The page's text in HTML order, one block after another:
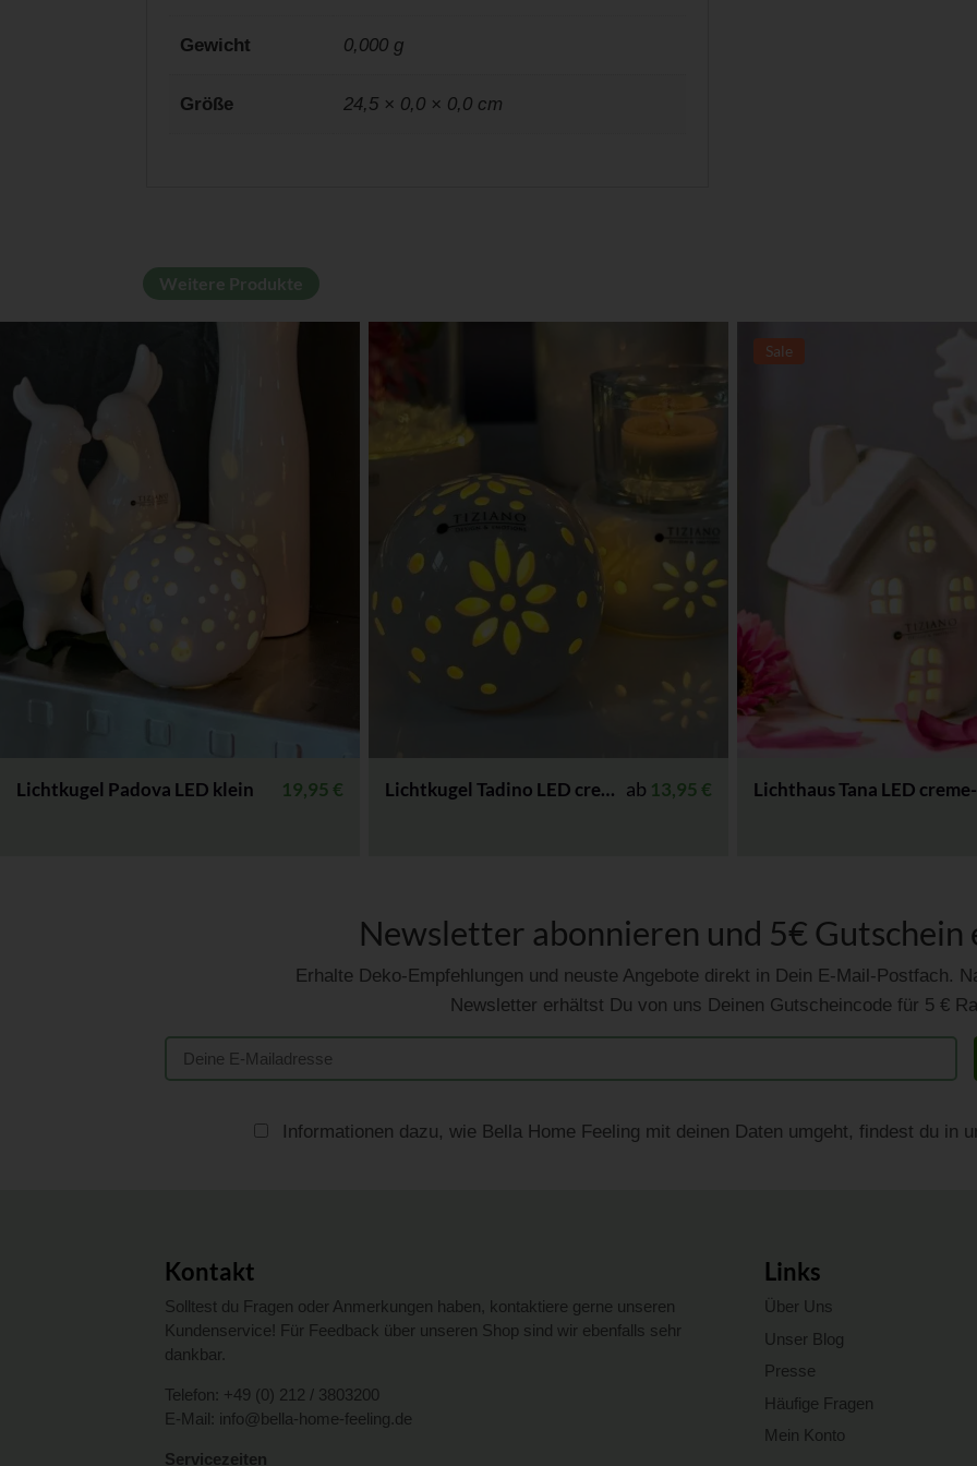
Gewicht 0,000 g
Größe 24,5 × 0,0 × 0,0 cm
Weitere Produkte
Lichtkugel Padova LED klein 19,95 € Lichtkugel Tadino LED creme-weiß
ab 13,95 €
Sale
Lichthaus Tana LED
Newsletter abonnieren und 5€
Erhalte Deko-Empfehlungen und neuste Angebote direkt in Dein E-Mail-Postfach.
Newsletter erhältst Du von uns Deinen Gutscheincode für 5 €
Informationen dazu, wie Bella Home Feeling mit deinen Daten umgeht, findest du in
Kontakt
Solltest du Fragen oder Anmerkungen haben, kontaktiere gerne unseren
Kundenservice! Für Feedback über unseren Shop sind wir ebenfalls sehr
dankbar.
Telefon: +49 (0) 212 / 3803200
E-Mail: info@bella-home-feeling.de
Servicezeiten
Links
Über Uns
Unser Blog
Presse
Häufige Fragen
Mein Konto